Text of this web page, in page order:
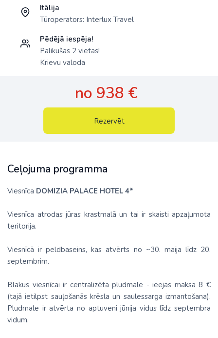
Ceļojuma programma
Viesnīca DOMIZIA PALACE HOTEL 4*
Viesnīca atrodas jūras krastmalā un tai ir skaisti apzaļumota
teritorija.
Viesnīcā ir peldbaseins, kas atvērts no ~30. maija līdz 20.
septembrim.
Blakus viesnīcai ir centralizēta pludmale - ieejas maksa 8 €
(tajā ietilpst sauļošanās krēsla un saulessarga izmantošana).
Pludmale ir atvērta no aptuveni jūnija vidus līdz septembra
vidum.
Itālija
Tūroperators: Interlux Travel
Pēdējā iespēja!
Palikušas 2 vietas!
Krievu valoda
no 938 €
Rezervēt